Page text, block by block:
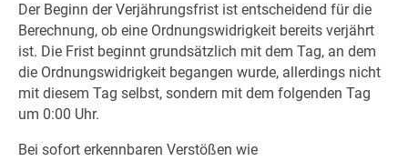
Der Beginn der Verjährungsfrist ist entscheidend für die
Berechnung, ob eine Ordnungswidrigkeit bereits verjährt
ist. Die Frist beginnt grundsätzlich mit dem Tag, an dem
die Ordnungswidrigkeit begangen wurde, allerdings nicht
mit diesem Tag selbst, sondern mit dem folgenden Tag
um 0:00 Uhr.
Bei sofort erkennbaren Verstößen wie